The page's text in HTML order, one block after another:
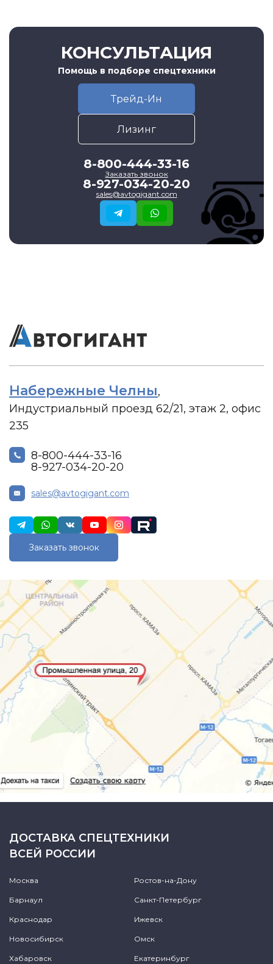
КОНСУЛЬТАЦИЯ
Помощь в подборе спецтехники
Трейд-Ин
Лизинг
8-800-444-33-16
Заказать звонок
8-927-034-20-20
sales@avtogigant.com
Набережные Челны,
Индустриальный проезд 62/21, этаж 2, офис
235
8-800-444-33-16
8-927-034-20-20
sales@avtogigant.com
Заказать звонок
ДОСТАВКА СПЕЦТЕХНИКИ
ВСЕЙ РОССИИ
Москва Ростов-на-Дону
Барнаул Санкт-Петербург
Краснодар Ижевск
Новосибирск Омск
Хабаровск Екатеринбург